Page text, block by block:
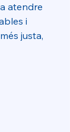
atendre
i
justa,